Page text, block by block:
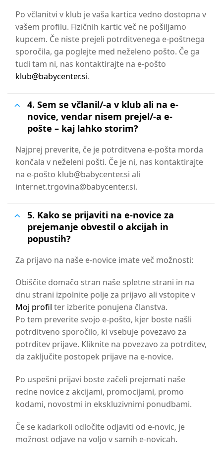
Po včlanitvi v klub je vaša kartica vedno dostopna v
vašem profilu. Fizičnih kartic več ne pošiljamo
kupcem. Če niste prejeli potrditvenega e-poštnega
sporočila, ga poglejte med neželeno pošto. Če ga
tudi tam ni, nas kontaktirajte na e-pošto
klub@babycenter.si.
4. Sem se včlanil/-a v klub ali na e-
novice, vendar nisem prejel/-a e-
pošte – kaj lahko storim?
Najprej preverite, če je potrditvena e-pošta morda
končala v neželeni pošti. Če je ni, nas kontaktirajte
na e-pošto klub@babycenter.si ali
internet.trgovina@babycenter.si.
5. Kako se prijaviti na e-novice za
prejemanje obvestil o akcijah in
popustih?
Za prijavo na naše e-novice imate več možnosti:
Obiščite domačo stran naše spletne strani in na
dnu strani izpolnite polje za prijavo ali vstopite v
Moj profil ter izberite ponujena članstva.
Po tem preverite svojo e-pošto, kjer boste našli
potrditveno sporočilo, ki vsebuje povezavo za
potrditev prijave. Kliknite na povezavo za potrditev,
da zaključite postopek prijave na e-novice.
Po uspešni prijavi boste začeli prejemati naše
redne novice z akcijami, promocijami, promo
kodami, novostmi in ekskluzivnimi ponudbami.
Če se kadarkoli odločite odjaviti od e-novic, je
možnost odjave na voljo v samih e-novicah.